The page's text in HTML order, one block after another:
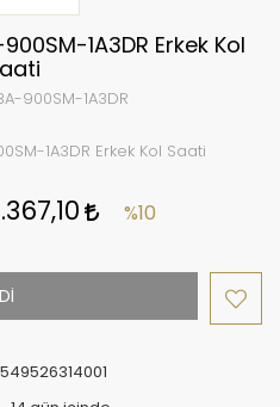
1A3DR Erkek Kol
900SM-1A3DR
1A3DR Erkek Kol Saati
%10